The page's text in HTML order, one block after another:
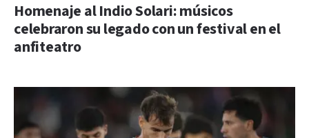
Homenaje al Indio Solari: músicos
celebraron su legado con un festival en el
anfiteatro